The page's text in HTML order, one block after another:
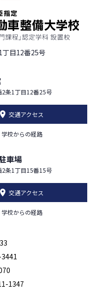
目12番25号
2条1丁目12番25号
交通アクセス
学校からの経路
車場
2条1丁目15番15号
交通アクセス
学校からの経路
1347